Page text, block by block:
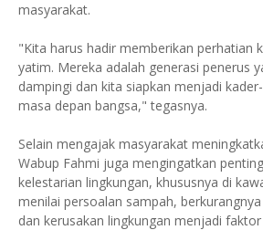
masyarakat.
"Kita harus hadir memberikan perhatian
yatim. Mereka adalah generasi penerus
dampingi dan kita siapkan menjadi
masa depan bangsa," tegasnya.
Selain mengajak masyarakat
Wabup Fahmi juga mengingatkan
kelestarian lingkungan, khususnya di
menilai persoalan sampah,
dan kerusakan lingkungan menjadi